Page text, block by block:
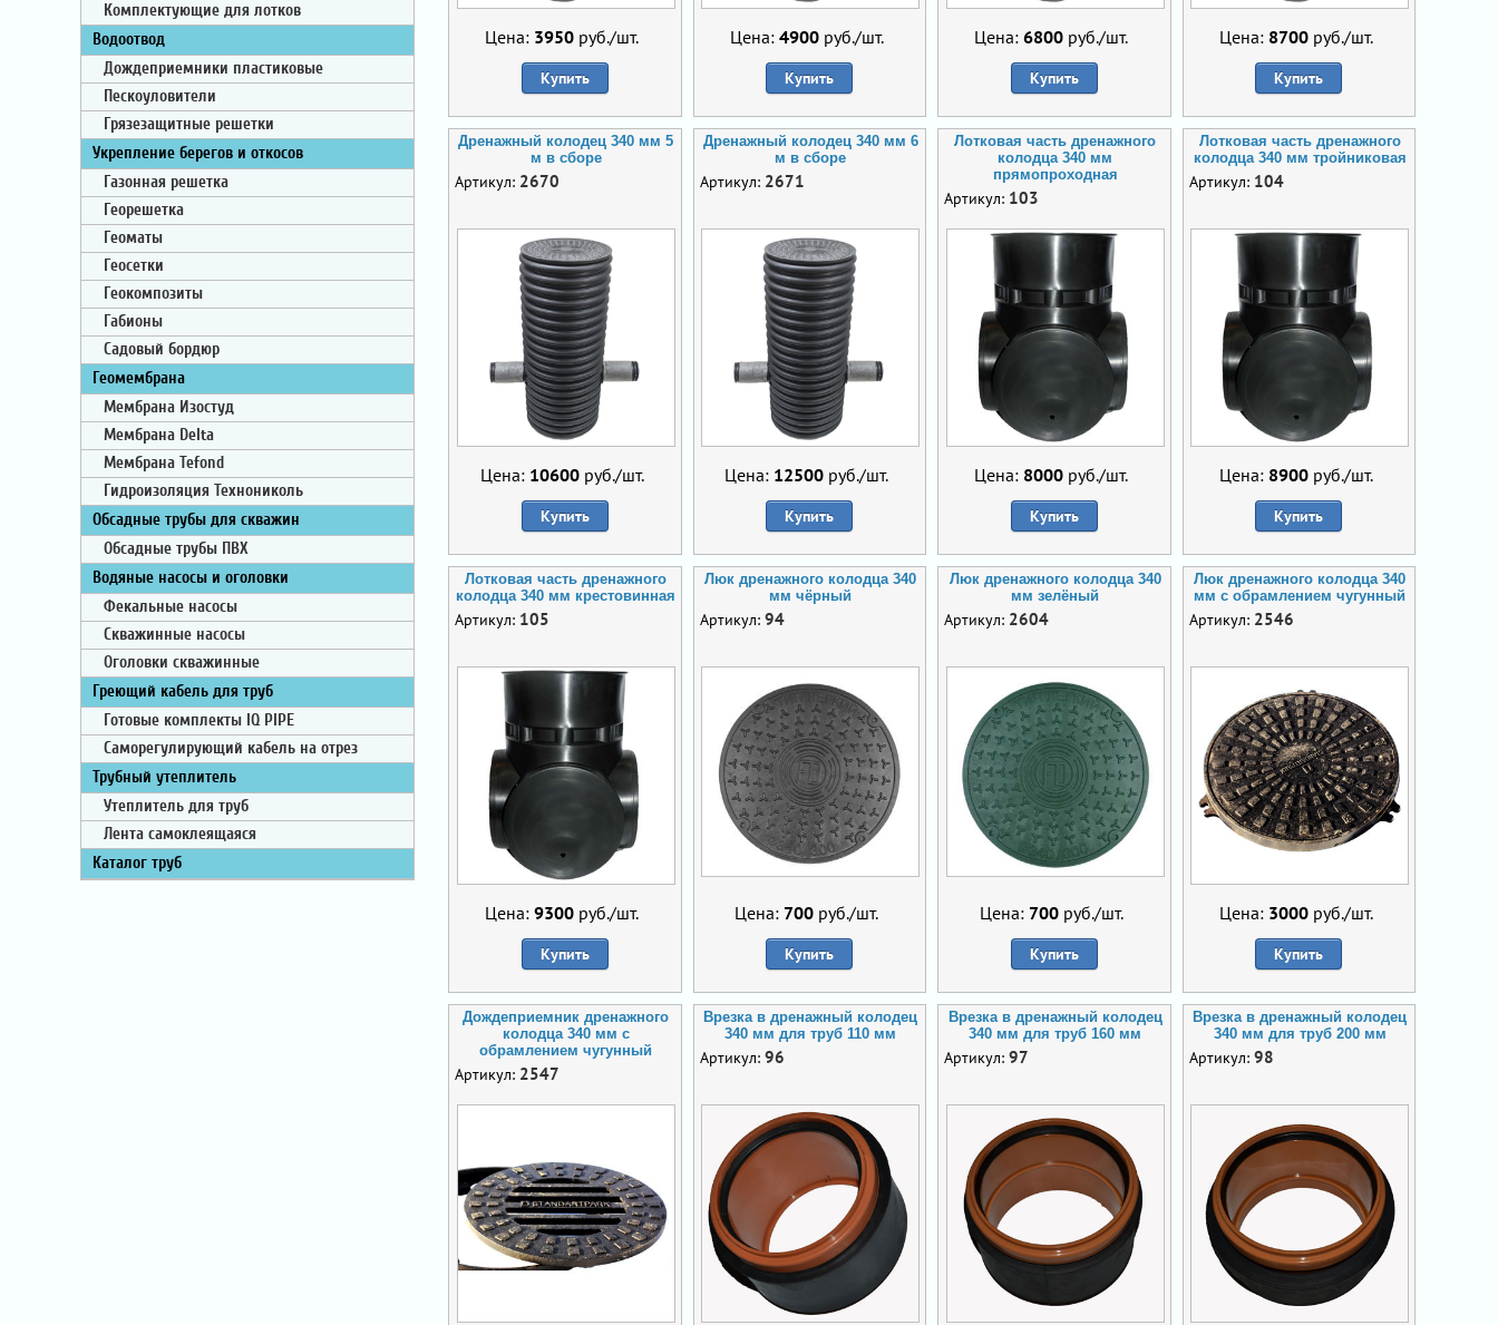
Комплектующие для лотков
Водоотвод
Дождеприемники пластиковые
Пескоуловители
Грязезащитные решетки
Укрепление берегов и откосов
Газонная решетка
Георешетка
Геоматы
Геосетки
Геокомпозиты
Габионы
Садовый бордюр
Геомембрана
Мембрана Изостуд
Мембрана Delta
Мембрана Tefond
Гидроизоляция Технониколь
Обсадные трубы для скважин
Обсадные трубы ПВХ
Водяные насосы и оголовки
Фекальные насосы
Скважинные насосы
Оголовки скважинные
Греющий кабель для труб
Готовые комплекты IQ PIPE
Саморегулирующий кабель на отрез
Трубный утеплитель
Утеплитель для труб
Лента самоклеящаяся
Каталог труб
Цена: 3950 руб./шт.
Купить
Цена: 4900руб./шт.
Купить
Цена:6800 руб./шт.
Купить
Цена: 8700руб./шт.
Купить
Дренажный колодец 340 мм 5
м в сборе
Артикул: 2670
Цена: 10600руб./шт.
Купить
Дренажный колодец 340 мм 6
м в сборе
Артикул: 2671
Цена: 12500 руб./шт.
Купить
Лотковая часть дренажного
колодца 340 мм
прямопроходная
Артикул: 103
Цена: 8000 руб./шт.
Купить
Лотковая часть дренажного
колодца 340 мм тройниковая
Артикул: 104
Цена: 8900руб./шт.
Купить
Лотковая часть дренажного
колодца 340 мм крестовинная
Артикул: 105
Цена:9300 руб./шт.
Купить
Люк дренажного колодца 340
мм чёрный
Артикул: 94
Цена: 700 руб./шт.
Купить
Люк дренажного колодца 340
мм зелёный
Артикул: 2604
Цена: 700руб./шт.
Купить
Люк дренажного колодца 340
мм с обрамлением чугунный
Артикул: 2546
Цена: 3000руб./шт.
Купить
Дождеприемник дренажного
колодца 340 мм с
обрамлением чугунный
Артикул: 2547
Врезка в дренажный колодец
340 мм для труб 110 мм
Артикул: 96
Врезка в дренажный колодец
340 мм для труб 160 мм
Артикул: 97
Врезка в дренажный колодец
340 мм для труб 200 мм
Артикул: 98